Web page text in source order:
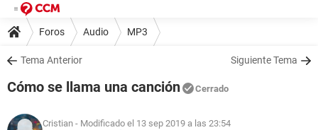
Foros Audio MP3
Tema Anterior Siguiente Tema
Cómo se llama una canción Cerrado
Cristian - Modificado el 13 sep 2019 a las 23:54